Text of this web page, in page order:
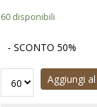
60 disponibili
- SCONTO 50%
Aggiungi